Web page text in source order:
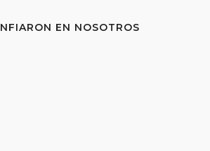
EN NOSOTROS